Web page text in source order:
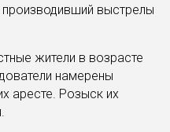
производивший выстрелы
жители в возрасте
намерены
аресте. Розыск их